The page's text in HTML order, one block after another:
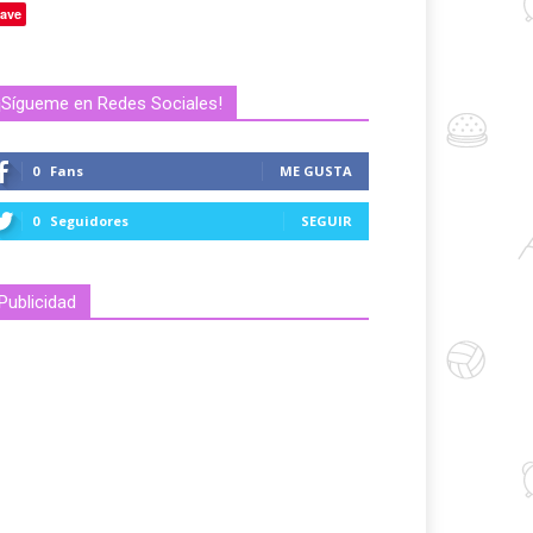
en Redes Sociales!
0 Fans ME GUSTA
0 Seguidores SEGUIR